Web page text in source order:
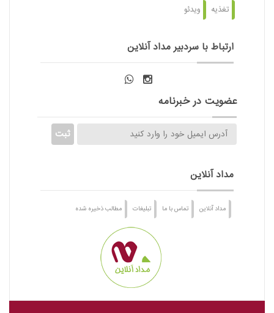
تغذیه
ویدئو
ارتباط با سردبیر مداد آنلاین
عضویت در خبرنامه
مداد آنلاین
مداد آنلاین تماس با ما تبلیغات مطالب ذخیره شده